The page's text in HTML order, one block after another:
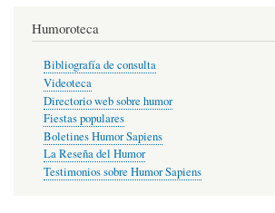
Humoroteca
Bibliografía de consulta
Videoteca
Directorio web sobre humor
Fiestas populares
Boletines Humor Sapiens
La Reseña del Humor
Testimonios sobre Humor Sapiens